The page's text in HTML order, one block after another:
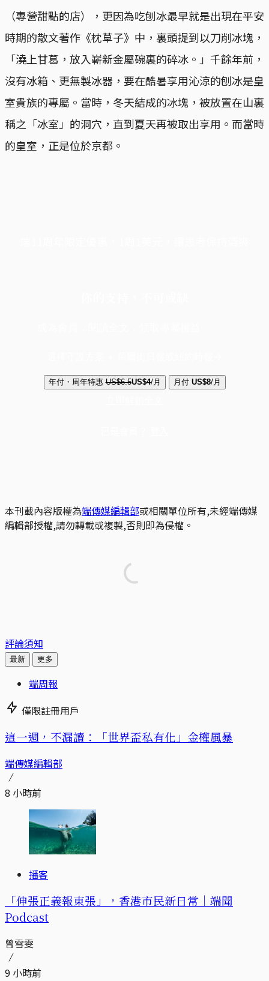
（專營甜點的店），更因為吃刨冰最早就是出現在平安
時期的散文著作《枕草子》中，裏頭提到以刀削冰塊，
「澆上甘葛，放入嶄新金屬碗裏的碎冰。」千餘年前，
沒有冰箱、更無製冰器，要在酷暑享用沁涼的刨冰是皇
室貴族的專屬。當時，冬天結成的冰塊，被放置在山裏
稱之「冰室」的洞穴，直到夏天再被取出享用。而當時
的皇室，正是位於京都。
年付・周年特惠 US$6.5US$4/月 月付 US$8/月
本刊載內容版權為端傳媒編輯部或相關單位所有,未經端傳媒
編輯部授權,請勿轉載或複製,否則即為侵權。
評論須知
最新 更多
端周報
僅限註冊用戶
這一週，不漏讀：「世界盃私有化」金權風暴
端傳媒編輯部
8 小時前
播客
「伸張正義報東張」，香港市民新日常｜端聞
Podcast
曾雪雯
9 小時前